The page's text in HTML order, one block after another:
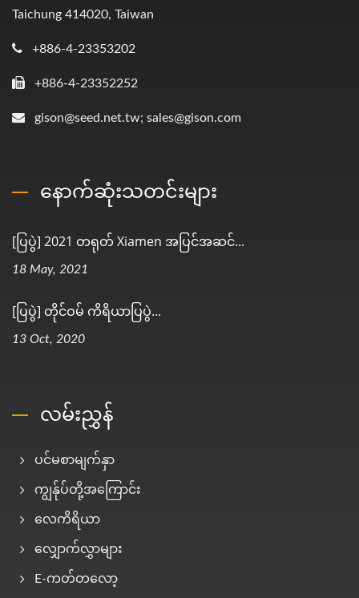
Taichung 414020, Taiwan
+886-4-23353202
+886-4-23352252
gison@seed.net.tw; sales@gison.com
နောက်ဆုံးသတင်းများ
[ပြပွဲ] 2021 တရုတ် Xiamen အပြင်အဆင်...
18 May, 2021
[ပြပွဲ] တိုင်ဝမ် ကိရိယာပြပွဲ...
13 Oct, 2020
လမ်းညွှန်
ပင်မစာမျက်နှာ
ကျွန်ုပ်တို့အကြောင်း
လေကိရိယာ
လျှောက်လွှာများ
E-ကတ်တလော့